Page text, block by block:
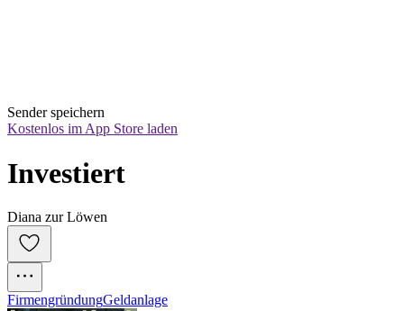
Sender speichern
Kostenlos im App Store laden
Investiert
Diana zur Löwen
FirmengründungGeldanlage